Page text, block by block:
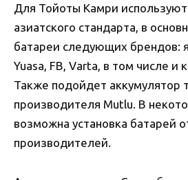
Для Тойоты Камри
азиатского стандарта, в
батареи следующих брендов:
Yuasa, FB, Varta, в том числе и
Также подойдет аккумулятор
производителя Mutlu. В
возможна установка батарей
производителей.